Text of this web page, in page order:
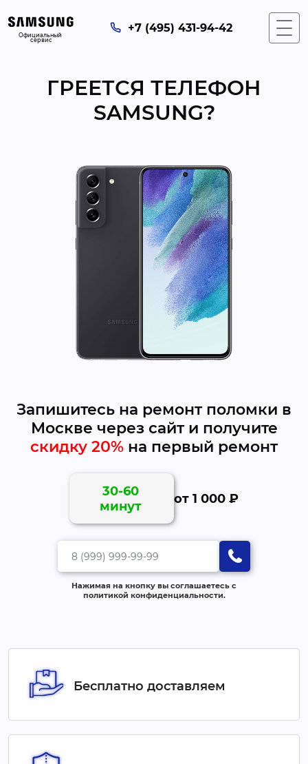
Официальный
сервис
+7 (495) 431-94-42
ГРЕЕТСЯ ТЕЛЕФОН
SAMSUNG?
Запишитесь на ремонт поломки в
Москве через сайт и получите
скидку 20% на первый ремонт
30-60
минут
от 1 000 ₽
Нажимая на кнопку вы соглашаетесь с
политикой конфиденциальности.
Бесплатно доставляем